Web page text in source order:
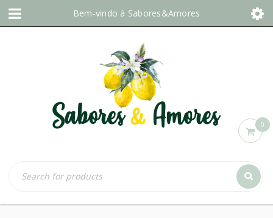
Bem-vindo à Sabores&Amores
0